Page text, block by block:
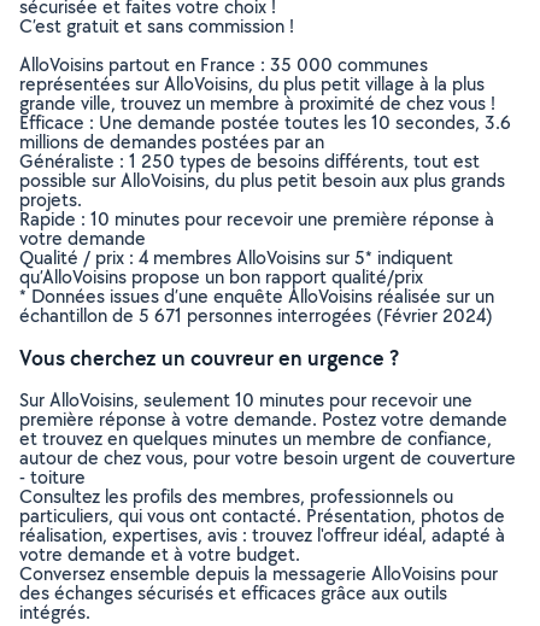
sécurisée et faites votre choix !
C’est gratuit et sans commission !
AlloVoisins partout en France : 35 000 communes
représentées sur AlloVoisins, du plus petit village à la plus
grande ville, trouvez un membre à proximité de chez vous !
Efficace : Une demande postée toutes les 10 secondes, 3.6
millions de demandes postées par an
Généraliste : 1 250 types de besoins différents, tout est
possible sur AlloVoisins, du plus petit besoin aux plus grands
projets.
Rapide : 10 minutes pour recevoir une première réponse à
votre demande
Qualité / prix : 4 membres AlloVoisins sur 5* indiquent
qu’AlloVoisins propose un bon rapport qualité/prix
* Données issues d’une enquête AlloVoisins réalisée sur un
échantillon de 5 671 personnes interrogées (Février 2024)
Vous cherchez un couvreur en urgence ?
Sur AlloVoisins, seulement 10 minutes pour recevoir une
première réponse à votre demande. Postez votre demande
et trouvez en quelques minutes un membre de confiance,
autour de chez vous, pour votre besoin urgent de couverture
- toiture
Consultez les profils des membres, professionnels ou
particuliers, qui vous ont contacté. Présentation, photos de
réalisation, expertises, avis : trouvez l'offreur idéal, adapté à
votre demande et à votre budget.
Conversez ensemble depuis la messagerie AlloVoisins pour
des échanges sécurisés et efficaces grâce aux outils
intégrés.